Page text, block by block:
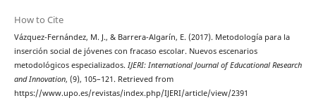
How to Cite
Vázquez-Fernández, M. J., & Barrera-Algarín, E. (2017). Metodología para la
inserción social de jóvenes con fracaso escolar. Nuevos escenarios
metodológicos especializados. IJERI: International Journal of Educational Research
and Innovation, (9), 105–121. Retrieved from
https://www.upo.es/revistas/index.php/IJERI/article/view/2391